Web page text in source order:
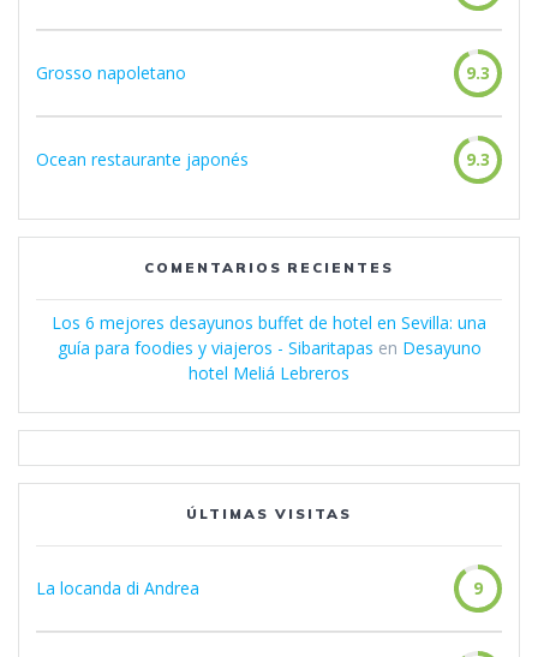
Grosso napoletano 9.3
Ocean restaurante japonés 9.3
COMENTARIOS RECIENTES
Los 6 mejores desayunos buffet de hotel en Sevilla: una
guía para foodies y viajeros - Sibaritapas en Desayuno
hotel Meliá Lebreros
ÚLTIMAS VISITAS
La locanda di Andrea 9